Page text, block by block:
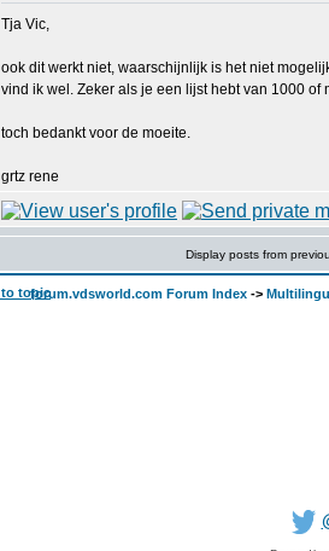
Tja Vic,
ook dit werkt niet, waarschijnlijk is het niet
vind ik wel. Zeker als je een lijst hebt van 1000 of
toch bedankt voor de moeite.
grtz rene
Display posts from
forum.vdsworld.com Forum Index ->